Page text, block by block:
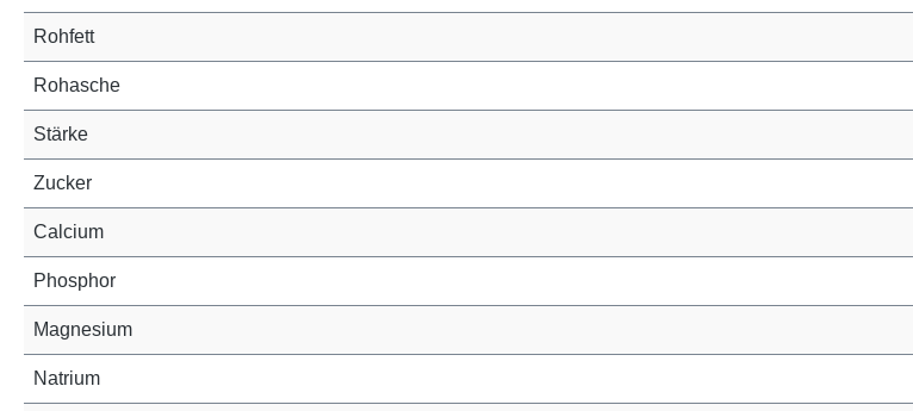
Rohfett
Rohasche
Stärke
Zucker
Calcium
Phosphor
Magnesium
Natrium